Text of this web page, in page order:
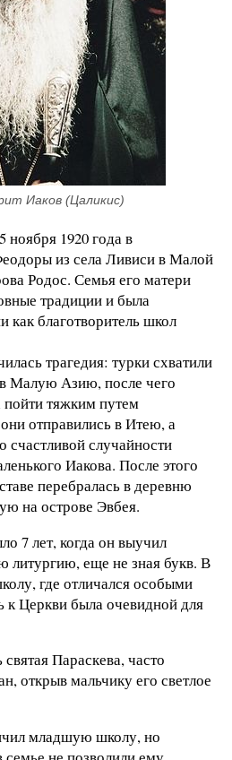
Иаков (Цаликис)
ноября 1920 года в
из села Ливиси в Малой
Родос. Семья его матери
традиции и была
как благотворитель школ
трагедия: турки схватили
Малую Азию, после чего
тяжким путем
отправились в Итею, а
счастливой случайности
Иакова. После этого
перебралась в деревню
на острове Эвбея.
7 лет, когда он выучил
литургию, еще не зная букв. В
где отличался особыми
к Церкви была очевидной для
Параскева, часто
открыв мальчику его светлое
младшую школу, но